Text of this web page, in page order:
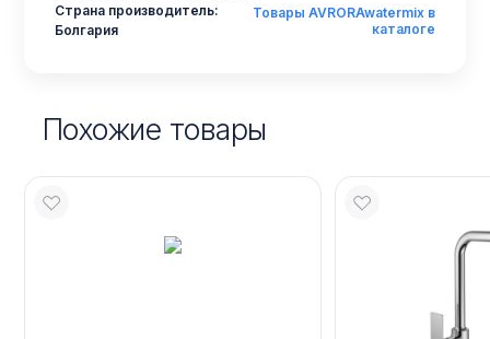
Страна производитель:
Болгария
Товары AVRORAwatermix в
каталоге
Похожие товары